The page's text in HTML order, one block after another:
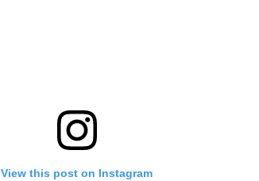
View this post on Instagram